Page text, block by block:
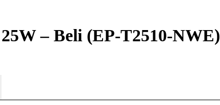
– Beli (EP-T2510-NWE)